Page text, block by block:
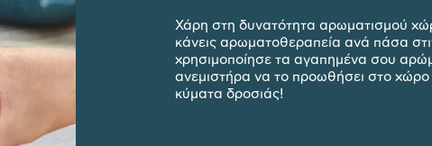
Χάρη στη δυνατότητα αρωματισμού
κάνεις αρωματοθεραπεία ανά πάσα
χρησιμοποίησε τα αγαπημένα σου
ανεμιστήρα να το προωθήσει στο
κύματα δροσιάς!